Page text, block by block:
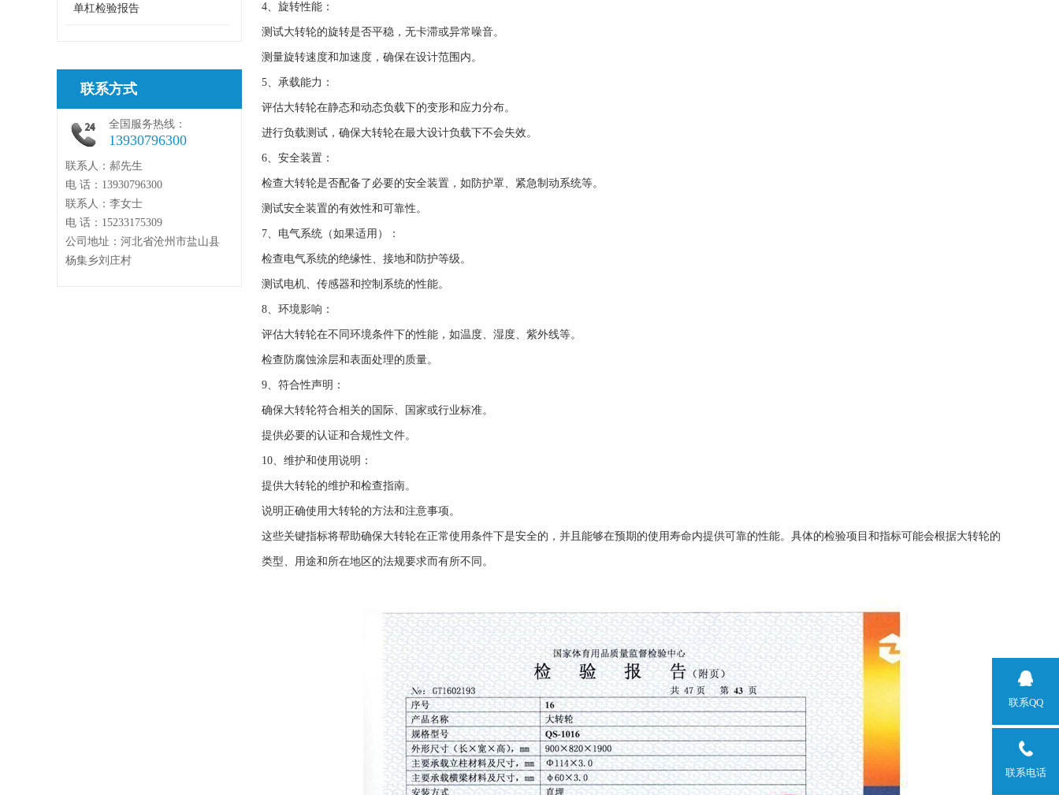
单杠检验报告
联系方式
全国服务热线：
13930796300
联系人：郝先生
电 话：13930796300
联系人：李女士
电 话：15233175309
公司地址：河北省沧州市盐山县
杨集乡刘庄村
4、旋转性能：
测试大转轮的旋转是否平稳，无卡滞或异常噪音。
测量旋转速度和加速度，确保在设计范围内。
5、承载能力：
评估大转轮在静态和动态负载下的变形和应力分布。
进行负载测试，确保大转轮在最大设计负载下不会失效。
6、安全装置：
检查大转轮是否配备了必要的安全装置，如防护罩、紧急制动系统等。
测试安全装置的有效性和可靠性。
7、电气系统（如果适用）：
检查电气系统的绝缘性、接地和防护等级。
测试电机、传感器和控制系统的性能。
8、环境影响：
评估大转轮在不同环境条件下的性能，如温度、湿度、紫外线等。
检查防腐蚀涂层和表面处理的质量。
9、符合性声明：
确保大转轮符合相关的国际、国家或行业标准。
提供必要的认证和合规性文件。
10、维护和使用说明：
提供大转轮的维护和检查指南。
说明正确使用大转轮的方法和注意事项。
这些关键指标将帮助确保大转轮在正常使用条件下是安全的，并且能够在预期的使用寿命内提供可靠的性能。具体的检验项目和指标可能会根据大转轮的
类型、用途和所在地区的法规要求而有所不同。
联系QQ
联系电话